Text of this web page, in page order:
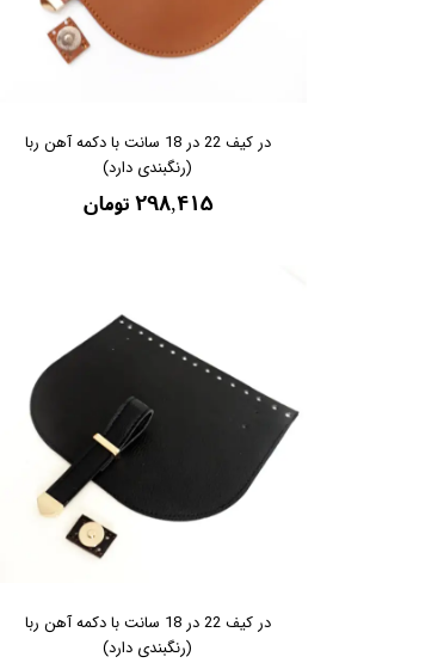
در کیف 22 در 18 سانت با دکمه آهن ربا
(رنگبندی دارد)
۲۹۸,۴۱۵ تومان
در کیف 22 در 18 سانت با دکمه آهن ربا
(رنگبندی دارد)